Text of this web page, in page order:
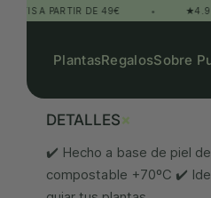
PARTIR DE 49€ • ★4.9 ·
PlantasRegalosSobre
DETALLES+
✔️ Hecho a base de piel
compostable +70ºC ✔️